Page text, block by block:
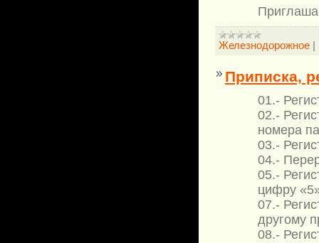
Железнодорожное |
Приписка,
01.-
02.-
номера
03.-
04.-
05.-
цифру
07.-
другому
08.-